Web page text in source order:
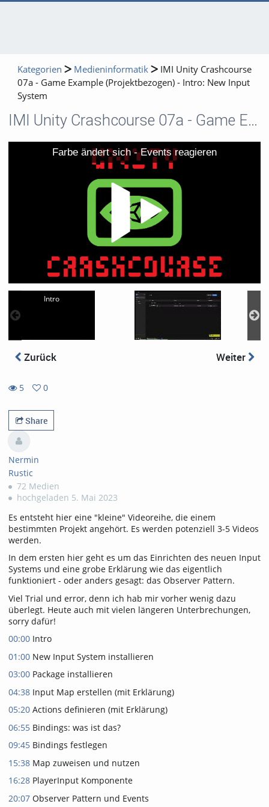
Kategorien Medieninformatik
IMI Unity Crashcourse
07a - Game Example (Projektbezogen) - Intro: New Input
System
IMI Unity Crashcourse 07a - Game Example (Projektbezogen) - Intro: New Input System
Farbe ändert sich - Events reagieren
Intro
Zurück Weiter
5
views
0
favorites
Share
Nermin
Rustic
72 Medien
hochgeladen 5. Mai 2023
Es entsteht hier eine "kleine" Videoreihe, die einem
bestimmten Projekt angehört. Es werden potenziell 3-5 Videos
werden.
In dem ersten hier geht es um das Einrichten des neuen Input
Systems und eine grobe Erklärung wie das eigentlich
funktioniert - oder anders gesagt: das Observer Pattern.
Viel Trial und error, denn ich hab mir vorher wenig dazu
überlegt. Heute auch mit vielen längeren Unterbrechungen,
sorry dafür!
00:00 Intro
01:00 New Input System installieren
03:00 Package installieren
04:38 Input Map erstellen (mit Erklärung)
05:20 Actions definieren (mit Erklärung)
06:55 Bindings: was ist das?
09:45 Bindings festlegen
15:38 Map zuweisen und nutzen
16:28 PlayerInput Komponente
20:07 Observer Pattern und Events